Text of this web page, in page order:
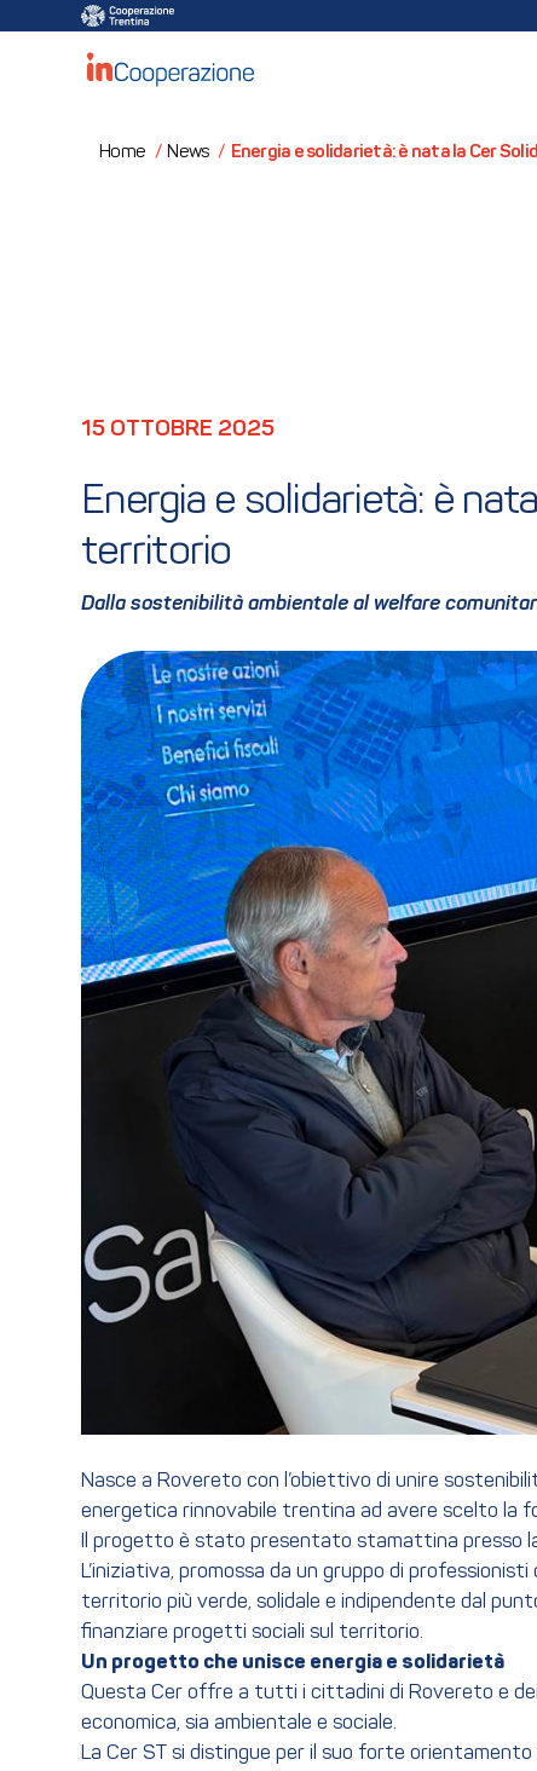
Home / News / Energia e solidarietà: è nata la Cer
15 OTTOBRE 2025
Energia e solidarietà: è
territorio
Dalla sostenibilità ambientale al welfare
Nasce a Rovereto con l’obiettivo di unire
energetica rinnovabile trentina ad avere scelto la
Il progetto è stato presentato stamattina presso
L’iniziativa, promossa da un gruppo di
territorio più verde, solidale e indipendente dal
finanziare progetti sociali sul territorio.
Un progetto che unisce energia e solidarietà
Questa Cer offre a tutti i cittadini di Rovereto e
economica, sia ambientale e sociale.
La Cer ST si distingue per il suo forte